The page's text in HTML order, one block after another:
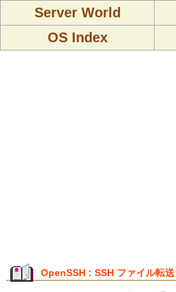
Server World
OS Index
OpenSSH : SSH ファイル転